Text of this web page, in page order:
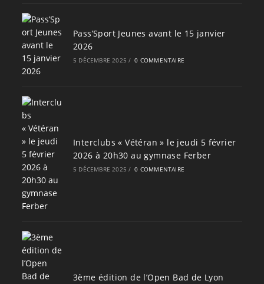
Pass’Sport Jeunes avant le 15 janvier
2026
5 DÉCEMBRE 2025 / 0 COMMENTAIRE
Interclubs « Vétéran » le jeudi 5 février
2026 à 20h30 au gymnase Ferber
5 DÉCEMBRE 2025 / 0 COMMENTAIRE
3ème édition de l’Open Bad de Lyon